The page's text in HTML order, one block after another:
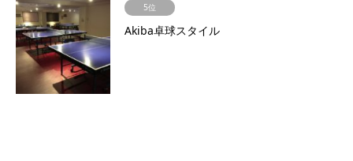
5位
Akiba卓球スタイル